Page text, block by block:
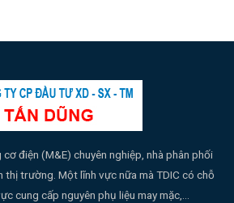
điện (M&E) chuyên nghiệp, nhà phân phối
thị trường. Một lĩnh vực nữa mà TDIC có chỗ
cung cấp nguyên phụ liệu may mặc,...